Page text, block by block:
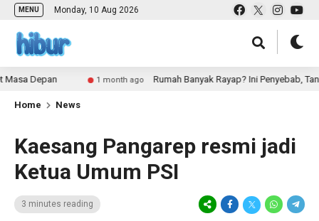
MENU Monday, 10 Aug 2026
1 month ago Rumah Banyak Rayap? Ini Penyebab, Tanda-
Home News
Kaesang Pangarep resmi jadi
Ketua Umum PSI
3 minutes reading